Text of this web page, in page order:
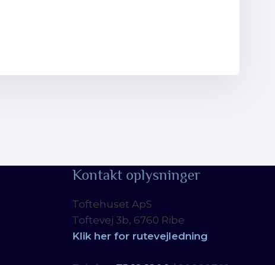
Kontakt oplysninger
Toftehuset ApS
Toftevej 3b, 6760 Ribe
Klik her for rutevejledning